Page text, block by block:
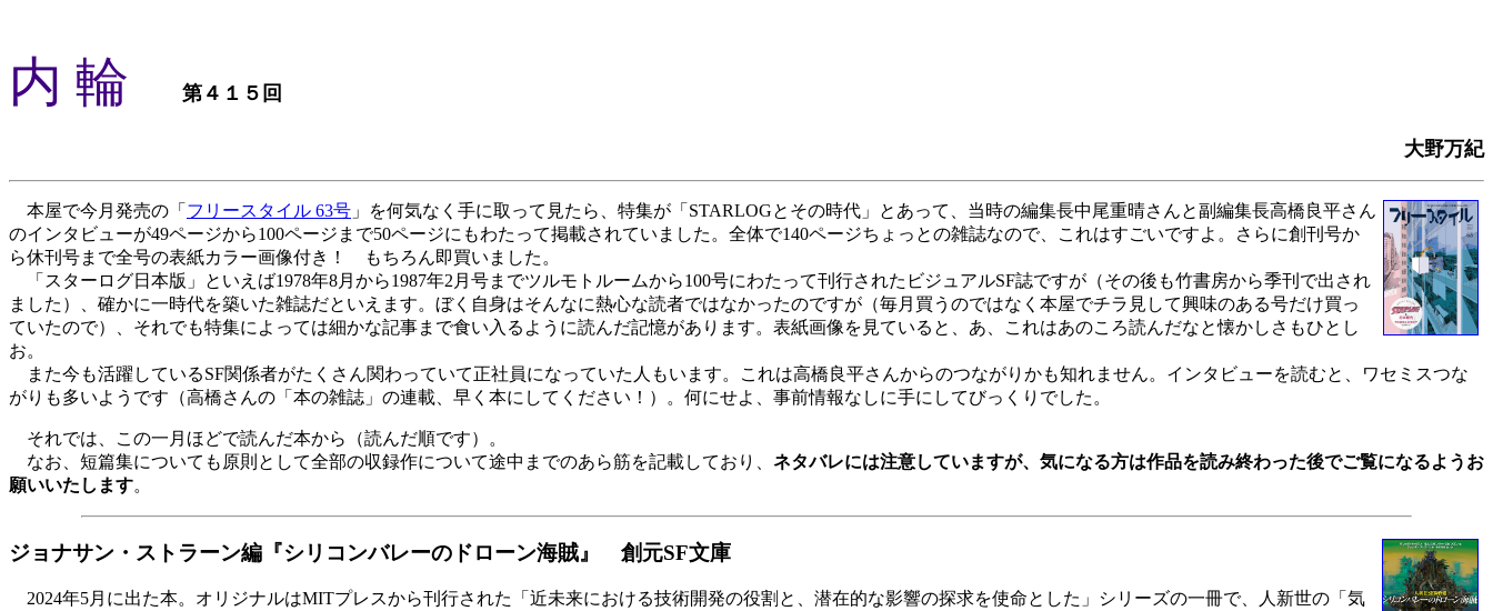
内 輪 第４１５回
大野万紀
本屋で今月発売の「 フリースタイル 63号 」を何気なく手に取って見たら、特集が「STARLOGとその時代」とあって、当時の編集長中尾重晴さんと副編集長高橋良平さん
のインタビューが49ページから100ページまで50ページにもわたって掲載されていました。全体で140ページちょっとの雑誌なので、これはすごいですよ。さらに創刊号か
ら休刊号まで全号の表紙カラー画像付き！ もちろん即買いました。
「スターログ日本版」といえば1978年8月から1987年2月号までツルモトルームから100号にわたって刊行されたビジュアルSF誌ですが（その後も竹書房から季刊で出され
ました）、確かに一時代を築いた雑誌だといえます。ぼく自身はそんなに熱心な読者ではなかったのですが（毎月買うのではなく本屋でチラ見して興味のある号だけ買っ
ていたので）、それでも特集によっては細かな記事まで食い入るように読んだ記憶があります。表紙画像を見ていると、あ、これはあのころ読んだなと懐かしさもひとし
お。
また今も活躍しているSF関係者がたくさん関わっていて正社員になっていた人もいます。これは高橋良平さんからのつながりかも知れません。インタビューを読むと、ワセミスつな
がりも多いようです（高橋さんの「本の雑誌」の連載、早く本にしてください！）。何にせよ、事前情報なしに手にしてびっくりでした。
それでは、この一月ほどで読んだ本から（読んだ順です）。
なお、短篇集についても原則として全部の収録作について途中までのあら筋を記載しており、 ネタバレには注意していますが、気になる方は作品を読み終わった後でご覧になるようお
願いいたします。
ジョナサン・ストラーン編『シリコンバレーのドローン海賊』 創元SF文庫
2024年5月に出た本。オリジナルはMITプレスから刊行された「近未来における技術開発の役割と、潜在的な影響の探求を使命とした」シリーズの一冊で、人新世の「気